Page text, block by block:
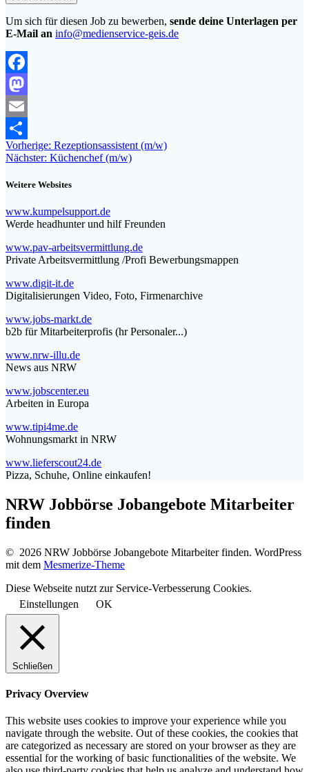
Um sich für diesen Job zu bewerben, sende deine Unterlagen per
E-Mail an info@medienservice-geis.de
Facebook
Mastodon
Email
Teilen
Beitragsnavigation
Vorherige: Vorheriger
Beitrag:
Rezeptionsassistent (m/w)
Nächster: Nächster
Küchenchef (m/w)
Weitere Websites
www.kumpelsupport.de
Werde headhunter und hilf Freunden
www.pav-arbeitsvermittlung.de
Private Arbeitsvermittlung /Profi Bewerbungsmappen
www.digit-it.de
Digitalisierungen Video, Foto, Firmenarchive
www.jobs-markt.de
b2b für Mitarbeiterprofis (hr Personaler...)
www.nrw-illu.de
News aus NRW
www.jobscenter.eu
Arbeiten in Europa
www.tipi4me.de
Wohnungsmarkt in NRW
www.lieferscout24.de
Pizza, Schuhe, Online einkaufen!
NRW Jobbörse Jobangebote Mitarbeiter
finden
© 2026 NRW Jobbörse Jobangebote Mitarbeiter finden. WordPress
mit dem Mesmerize-Theme
Diese Webseite nutzt zur Service-Verbesserung Cookies.
Einstellungen
OK
Schließen
Privacy Overview
This website uses cookies to improve your experience while you
navigate through the website. Out of these cookies, the cookies that
are categorized as necessary are stored on your browser as they are
essential for the working of basic functionalities of the website. We